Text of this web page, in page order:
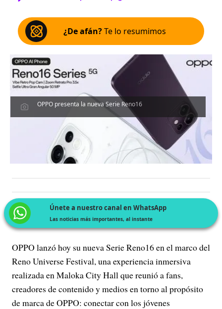
¿De afán?Te lo resumimos
OPPO presenta la nueva Serie Reno16
Únete a nuestro canal en WhatsApp
Las noticias más importantes, al instante
OPPO lanzó hoy su nueva Serie Reno16 en el marco del
Reno Universe Festival, una experiencia inmersiva
realizada en Maloka City Hall que reunió a fans,
creadores de contenido y medios en torno al propósito
de marca de OPPO: conectar con los jóvenes